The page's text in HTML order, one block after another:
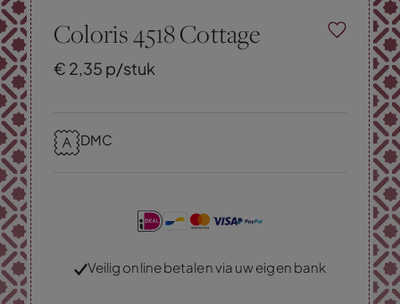
Coloris 4518 Cottage
€ 2,35 p/stuk
DMC
Veilig online betalen via uw eigen bank